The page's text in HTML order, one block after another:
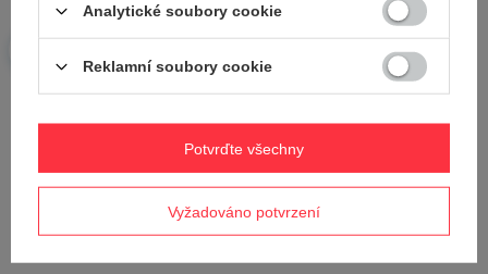
Potřebujete pomoc? Máte otázky?
Položte svůj dotaz a my vám ihned odpovíme,
Analytické soubory cookie
Reklamní soubory cookie
Vyžadováno potvrzení
Potvrďte všechny